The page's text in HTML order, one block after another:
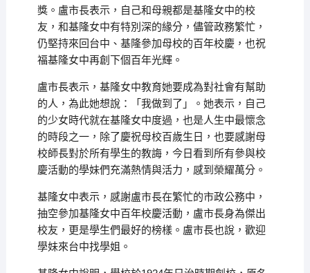
獎。盧市長表示，自己和母親都是基隆女中的校
友，和基隆女中有特別深的緣分，儘管政務繁忙，
仍堅持來回台中、基隆參加母校的百年校慶，也祝
福基隆女中再創下個百年光輝。
盧市長表示，基隆女中教育她要成為對社會有幫助
的人，為此她想說：「我做到了」。她表示，自己
的少女時代就在基隆女中度過，也是人生中最懷念
的時段之一，除了慶祝母校百歲生日，也要感謝母
校師長對於所有學生的教誨，今日看到所有參與校
慶活動的學妹們充滿熱情與活力，感到榮耀萬分。
基隆女中表示，感謝盧市長在繁忙的市政公務中，
抽空參加基隆女中百年校慶活動，盧市長身為傑出
校友，更是學生們最好的榜樣。盧市長也說，歡迎
學妹來台中找學姐。